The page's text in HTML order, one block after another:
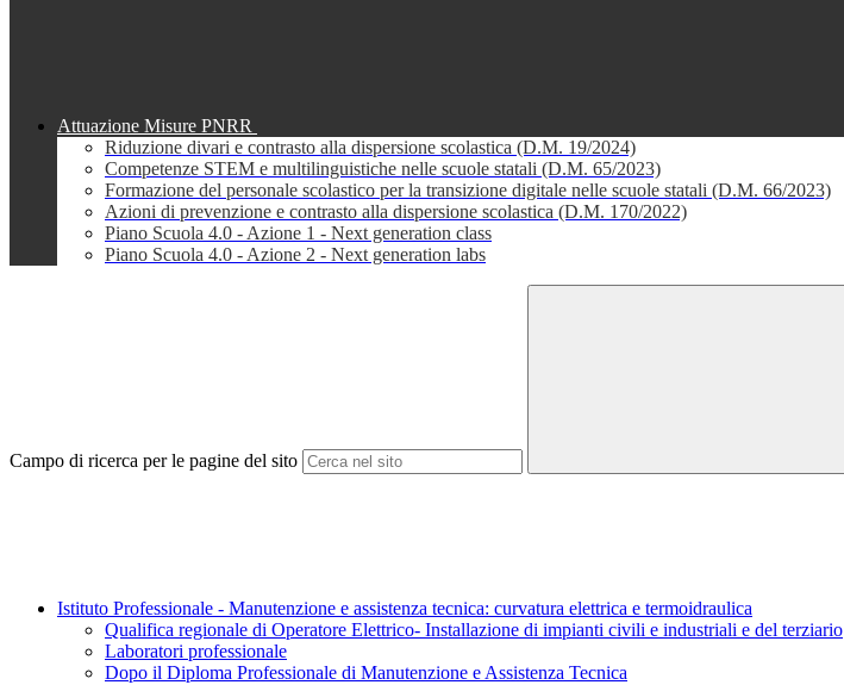
Attuazione Misure PNRR
Riduzione divari e contrasto alla dispersione scolastica (D.M. 19/2024)
Competenze STEM e multilinguistiche nelle scuole statali (D.M. 65/2023)
Formazione del personale scolastico per la transizione digitale nelle scuole statali (D.M. 66/2023)
Azioni di prevenzione e contrasto alla dispersione scolastica (D.M. 170/2022)
Piano Scuola 4.0 - Azione 1 - Next generation class
Piano Scuola 4.0 - Azione 2 - Next generation labs
Campo di ricerca per le pagine del sito
Istituto Professionale - Manutenzione e assistenza tecnica: curvatura elettrica e termoidraulica
Qualifica regionale di Operatore Elettrico- Installazione di impianti civili e industriali e del terziario
Laboratori professionale
Dopo il Diploma Professionale di Manutenzione e Assistenza Tecnica